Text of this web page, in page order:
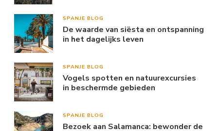
SPANJE BLOG
De waarde van siësta en ontspanning
in het dagelijks leven
SPANJE BLOG
Vogels spotten en natuurexcursies
in beschermde gebieden
SPANJE BLOG
Bezoek aan Salamanca: bewonder de